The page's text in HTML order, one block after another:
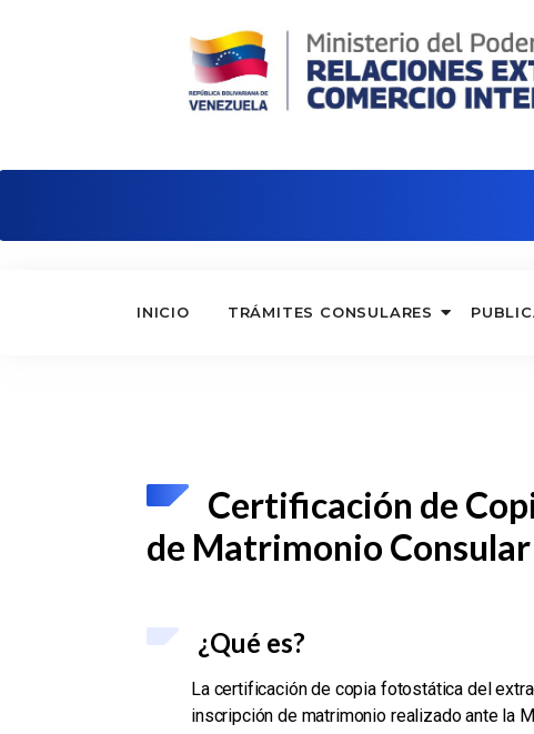
INICIO TRÁMITES CONSULARES
Certificación de
de Matrimonio Consular
¿Qué es?
La certificación de copia fotostática del
inscripción de matrimonio realizado ante la